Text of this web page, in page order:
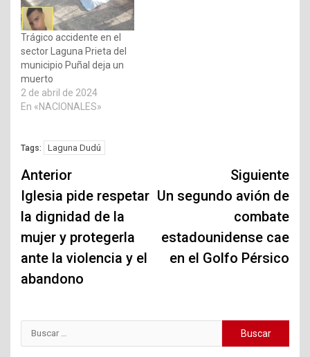
Trágico accidente en el
sector Laguna Prieta del
municipio Puñal deja un
muerto
2 de abril de 2024
En «NACIONALES»
Tags: Laguna Dudú
Navegación
de
entradas
Anterior
Iglesia pide respetar
la dignidad de la
mujer y protegerla
ante la violencia y el
abandono
Siguiente
Un segundo avión de
combate
estadounidense cae
en el Golfo Pérsico
Buscar: